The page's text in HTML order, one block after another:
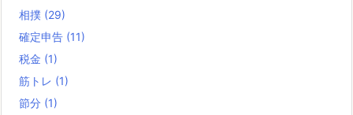
相撲 (29)
確定申告 (11)
税金 (1)
筋トレ (1)
節分 (1)